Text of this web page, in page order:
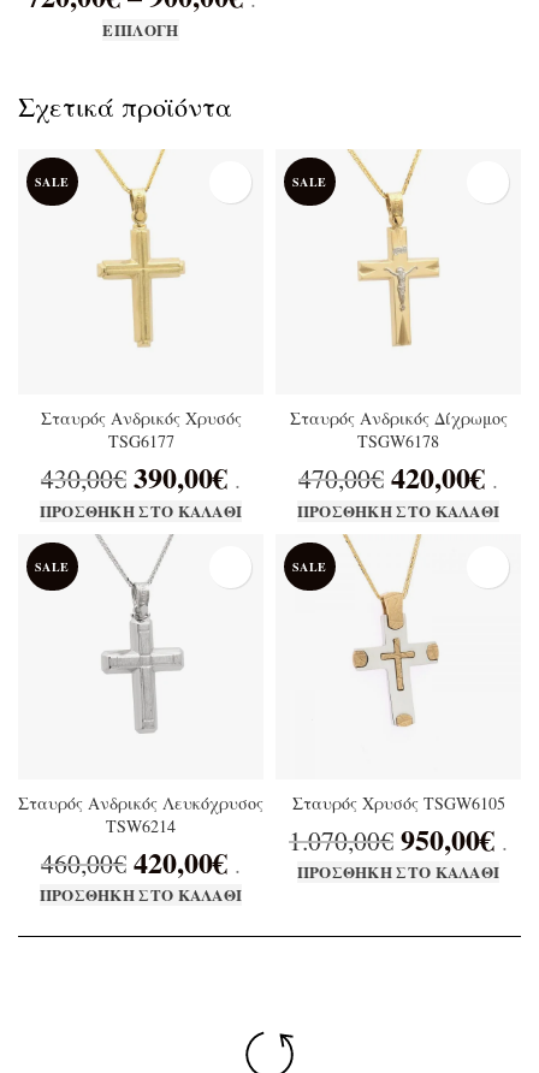
ΕΠΙΛΟΓΉ
Σχετικά προϊόντα
SALE
Σταυρός Ανδρικός Χρυσός
TSG6177
430,00€ 390,00€ .
ΠΡΟΣΘΉΚΗ ΣΤΟ ΚΑΛΆΘΙ
SALE
Σταυρός Ανδρικός Δίχρωμος
TSGW6178
470,00€ 420,00€ .
ΠΡΟΣΘΉΚΗ ΣΤΟ ΚΑΛΆΘΙ
SALE
Σταυρός Ανδρικός Λευκόχρυσος
TSW6214
460,00€ 420,00€ .
ΠΡΟΣΘΉΚΗ ΣΤΟ ΚΑΛΆΘΙ
SALE
Σταυρός Χρυσός TSGW6105
1.070,00€ 950,00€ .
ΠΡΟΣΘΉΚΗ ΣΤΟ ΚΑΛΆΘΙ